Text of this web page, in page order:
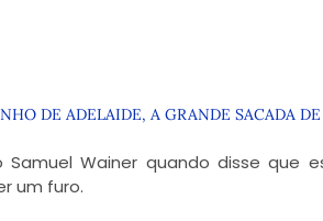
DE ADELAIDE, A GRANDE SACADA
Wainer quando disse que
um furo.